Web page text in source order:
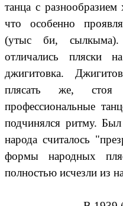
танца с разнообразием
что особенно
(утыс би, сылкыма).
отличались
джигитовка.
плясать же,
профессиональные
подчинялся ритму.
народа считалось
формы народных
полностью